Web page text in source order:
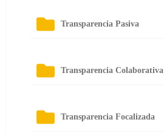
Transparencia Pasiva
Transparencia Colaborativa
Transparencia Focalizada